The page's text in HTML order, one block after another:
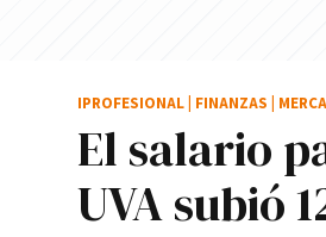
El salario
UVA subió
IPROFESIONAL FINANZAS